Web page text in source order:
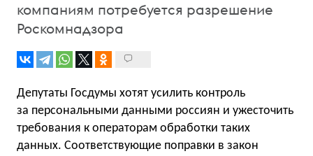
компаниям потребуется разрешение
Роскомнадзора
Депутаты Госдумы хотят усилить контроль
за персональными данными россиян и ужесточить
требования к операторам обработки таких
данных. Соответствующие поправки в закон